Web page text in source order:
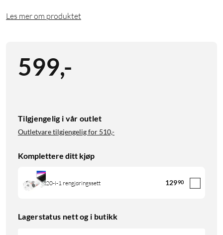
Les mer om produktet
599,-
Tilgjengelig i vår outlet
Outletvare tilgjengelig for 510,-
Komplettere ditt kjøp
20-i-1 rengjøringssett 12990
Lagerstatus nett og i butikk